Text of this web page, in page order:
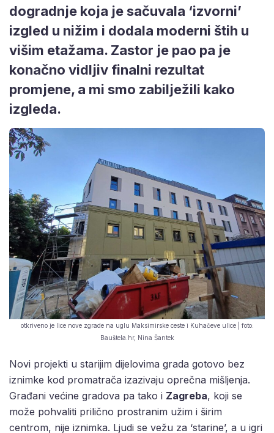
dogradnje koja je sačuvala ‘izvorni’
izgled u nižim i dodala moderni štih u
višim etažama. Zastor je pao pa je
konačno vidljiv finalni rezultat
promjene, a mi smo zabilježili kako
izgleda.
otkriveno je lice nove zgrade na uglu Maksimirske ceste i Kuhačeve ulice | foto:
Bauštela.hr, Nina Šantek
Novi projekti u starijim dijelovima grada gotovo bez
iznimke kod promatrača izazivaju oprečna mišljenja.
Građani većine gradova pa tako i Zagreba, koji se
može pohvaliti prilično prostranim užim i širim
centrom, nije iznimka. Ljudi se vežu za ‘starine’, a u igri